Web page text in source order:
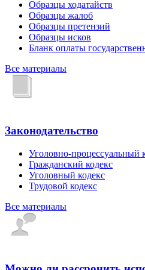
Образцы ходатайств
Образцы жалоб
Образцы претензий
Образцы исков
Бланк оплаты
Все материалы
Законодательство
Уголовно-процессуальный
Гражданский кодекс
Уголовный кодекс
Трудовой кодекс
Все материалы